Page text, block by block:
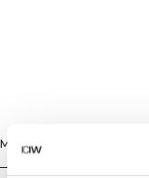
Maat